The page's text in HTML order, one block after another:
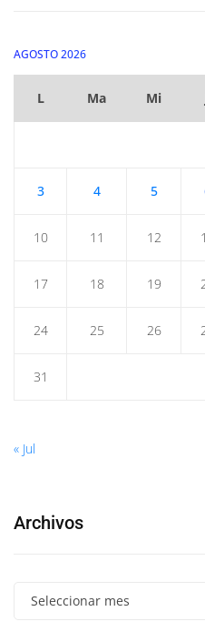
AGOSTO 2026
L Ma Mi
3 4 5
10 11 12
17 18 19
24 25 26
31
« Jul
Archivos
Seleccionar mes